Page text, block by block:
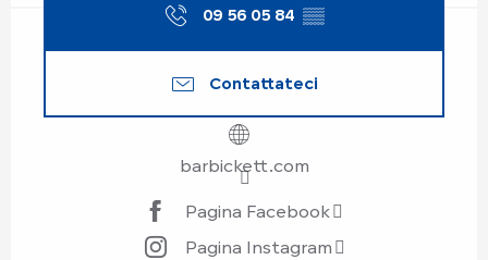
09 56 05 84 ▒▒
Contattateci
barbickett.com
Pagina Facebook
Pagina Instagram